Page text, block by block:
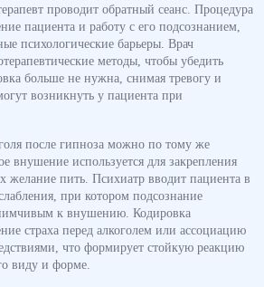
проводит обратный сеанс. Процедура
пациента и работу с его подсознанием,
психологические барьеры. Врач
методы, чтобы убедить
больше не нужна, снимая тревогу и
возникнуть у пациента при
после гипноза можно по тому же
внушение используется для закрепления
желание пить. Психиатр вводит пациента в
при котором подсознание
к внушению. Кодировка
страха перед алкоголем или ассоциацию
что формирует стойкую реакцию
виду и форме.